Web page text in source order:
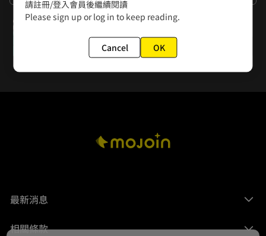
下一話
第26話
最新消息
相關條款
請註冊/登入會員後繼續閱讀
Please sign up or log in to keep reading.
Cancel OK